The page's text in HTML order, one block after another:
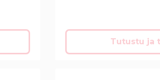
Tutustu ja